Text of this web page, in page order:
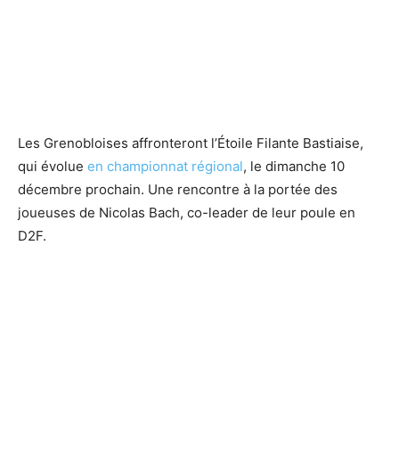
Les Grenobloises affronteront l’Étoile Filante Bastiaise,
qui évolue en championnat régional, le dimanche 10
décembre prochain. Une rencontre à la portée des
joueuses de Nicolas Bach, co-leader de leur poule en
D2F.